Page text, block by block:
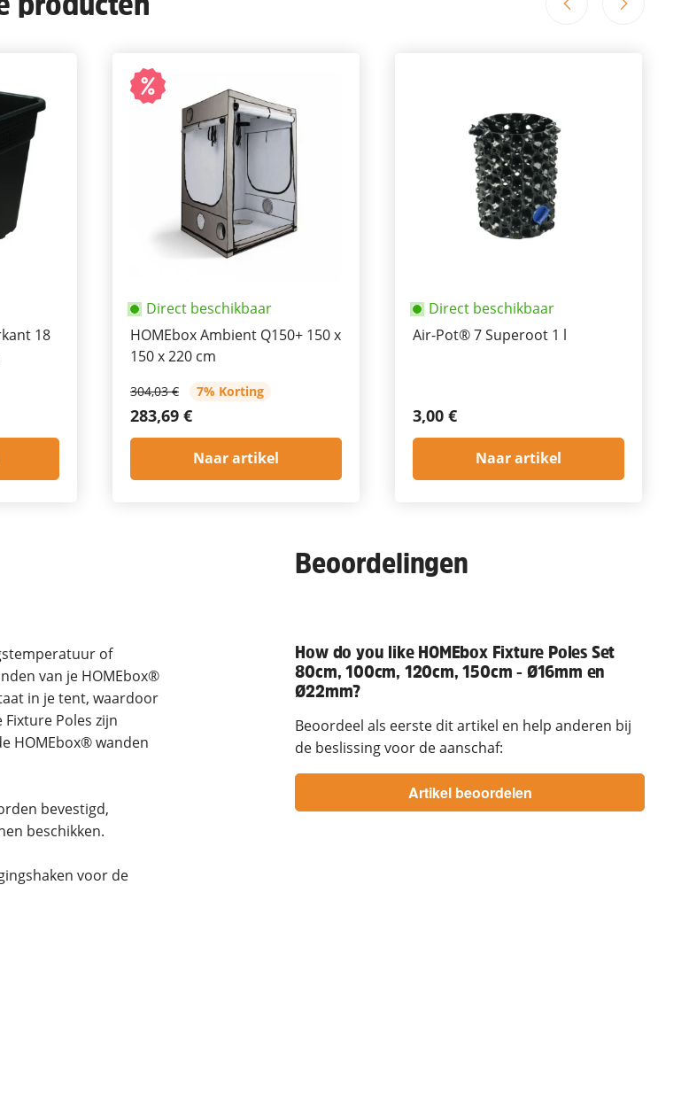
18
Direct beschikbaar
HOMEbox Ambient Q150+ 150 x
150 x 220 cm
304,03 € 7% Korting
283,69 €
Naar artikel
Direct beschikbaar
Air-Pot® 7 Superoot 1 l
3,00 €
Naar artikel
of
van je HOMEbox®
in je tent, waardoor
Poles zijn
HOMEbox® wanden
bevestigd,
beschikken.
voor de
Beoordelingen
How do you like HOMEbox Fixture Poles Set
80cm, 100cm, 120cm, 150cm - Ø16mm en
Ø22mm?
Beoordeel als eerste dit artikel en help anderen bij
de beslissing voor de aanschaf: